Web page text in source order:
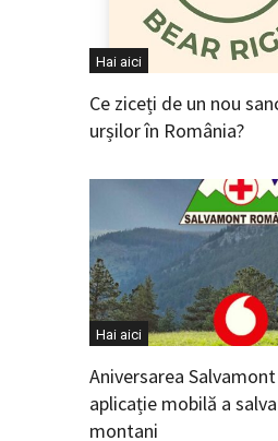
Hai aici
Ce ziceți de un nou
urșilor în România?
Hai aici
Aniversarea
aplicație mobilă a
montani